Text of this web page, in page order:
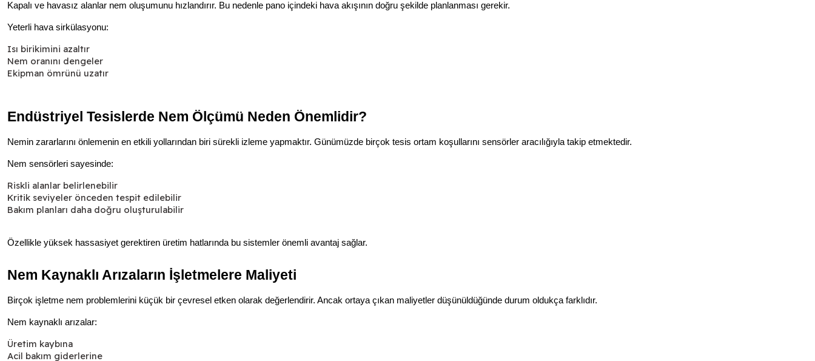
Kapalı ve havasız alanlar nem oluşumunu hızlandırır. Bu nedenle pano içindeki hava akışının doğru şekilde planlanması gerekir.
Yeterli hava sirkülasyonu:
Isı birikimini azaltır
Nem oranını dengeler
Ekipman ömrünü uzatır
Endüstriyel Tesislerde Nem Ölçümü Neden Önemlidir?
Nemin zararlarını önlemenin en etkili yollarından biri sürekli izleme yapmaktır. Günümüzde birçok tesis ortam koşullarını sensörler aracılığıyla takip etmektedir.
Nem sensörleri sayesinde:
Riskli alanlar belirlenebilir
Kritik seviyeler önceden tespit edilebilir
Bakım planları daha doğru oluşturulabilir
Özellikle yüksek hassasiyet gerektiren üretim hatlarında bu sistemler önemli avantaj sağlar.
Nem Kaynaklı Arızaların İşletmelere Maliyeti
Birçok işletme nem problemlerini küçük bir çevresel etken olarak değerlendirir. Ancak ortaya çıkan maliyetler düşünüldüğünde durum oldukça farklıdır.
Nem kaynaklı arızalar:
Üretim kaybına
Acil bakım giderlerine